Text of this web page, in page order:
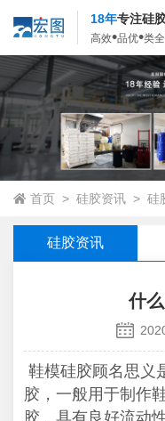
18年专注硅
高效•品优•类全
首页 > 硅胶资讯 > 硅
硅胶资讯
什
鞋模硅胶顾名思义
胶，一般用于制作
胶，具有良好流动